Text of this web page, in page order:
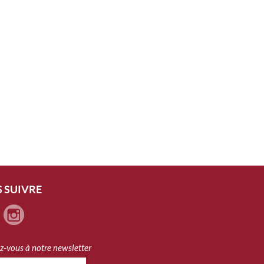
SUIVRE
vous à notre newsletter